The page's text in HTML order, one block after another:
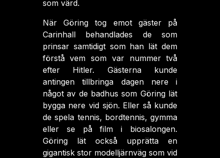
som värd.
När Göring tog emot gäster på
Carinhall behandlades de som
prinsar samtidigt som han lät dem
förstå vem som var nummer två
efter Hitler. Gästerna kunde
antingen tillbringa dagen nere i
något av de badhus som Göring lät
bygga nere vid sjön. Eller så kunde
de spela tennis, bordtennis, gymma
eller se på film i biosalongen.
Göring lät också upprätta en
gigantisk stor modelljärnväg som vid